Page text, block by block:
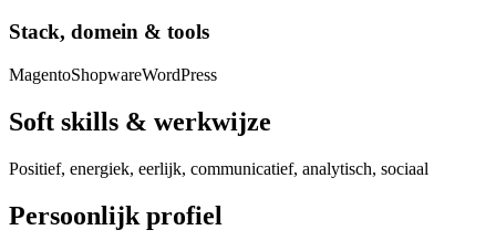
Stack, domein & tools
MagentoShopwareWordPress
Soft skills & werkwijze
Positief, energiek, eerlijk, communicatief, analytisch, sociaal
Persoonlijk profiel